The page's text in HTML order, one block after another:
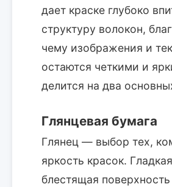
дает краске глубоко
структуру волокон,
чему изображения и
остаются четкими и
делится на два
Глянцевая бумага
Глянец — выбор тех,
яркость красок.
блестящая